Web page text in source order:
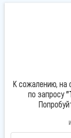
К сожалению, на
по запросу